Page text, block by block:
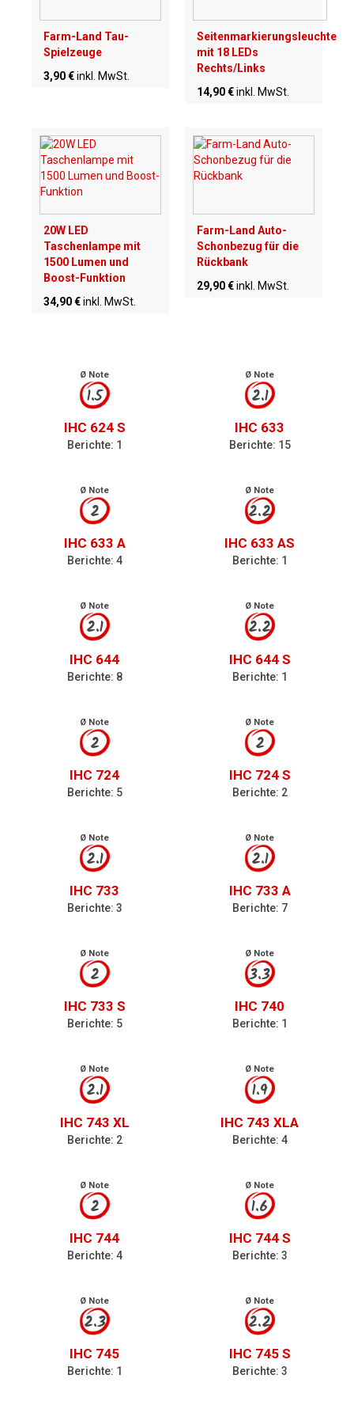
Farm-Land Tau-
Spielzeuge
3,90 €inkl. MwSt.
Seitenmarkierungsleuchte
mit 18 LEDs
Rechts/Links
14,90 €inkl. MwSt.
20W LED
Taschenlampe mit
1500 Lumen und
Boost-Funktion
34,90 €inkl. MwSt.
Farm-Land Auto-
Schonbezug für die
Rückbank
29,90 €inkl. MwSt.
Ø Note
1.5
IHC 624 S
Berichte: 1
Ø Note
2.1
IHC 633
Berichte: 15
Ø Note
2
IHC 633 A
Berichte: 4
Ø Note
2.2
IHC 633 AS
Berichte: 1
Ø Note
2.1
IHC 644
Berichte: 8
Ø Note
2.2
IHC 644 S
Berichte: 1
Ø Note
2
IHC 724
Berichte: 5
Ø Note
2
IHC 724 S
Berichte: 2
Ø Note
2.1
IHC 733
Berichte: 3
Ø Note
2.1
IHC 733 A
Berichte: 7
Ø Note
2
IHC 733 S
Berichte: 5
Ø Note
3.3
IHC 740
Berichte: 1
Ø Note
2.1
IHC 743 XL
Berichte: 2
Ø Note
1.9
IHC 743 XLA
Berichte: 4
Ø Note
2
IHC 744
Berichte: 4
Ø Note
1.6
IHC 744 S
Berichte: 3
Ø Note
2.3
IHC 745
Berichte: 1
Ø Note
2.2
IHC 745 S
Berichte: 3